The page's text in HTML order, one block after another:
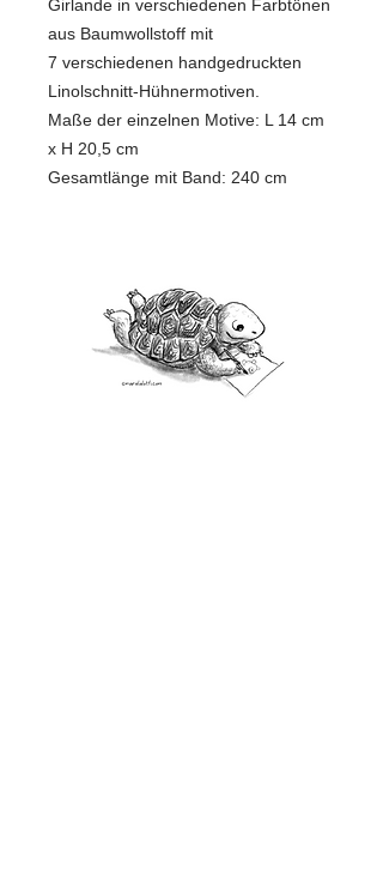
Girlande in verschiedenen Farbtönen
aus Baumwollstoff mit
7 verschiedenen handgedruckten
Linolschnitt-Hühnermotiven.
Maße der einzelnen Motive: L 14 cm
x H 20,5 cm
Gesamtlänge mit Band: 240 cm